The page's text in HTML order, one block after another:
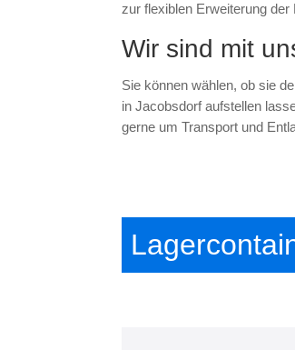
zur flexiblen Erweiterung der
Wir sind mit
Sie können wählen, ob sie
in Jacobsdorf aufstellen
gerne um Transport und